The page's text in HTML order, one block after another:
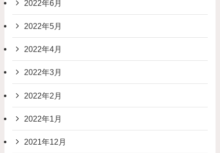
2022年6月
2022年5月
2022年4月
2022年3月
2022年2月
2022年1月
2021年12月